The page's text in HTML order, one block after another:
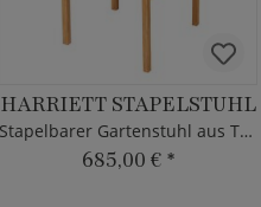
HARRIETT STAPELSTUHL
Stapelbarer Gartenstuhl aus Teakholz
685,00 € *